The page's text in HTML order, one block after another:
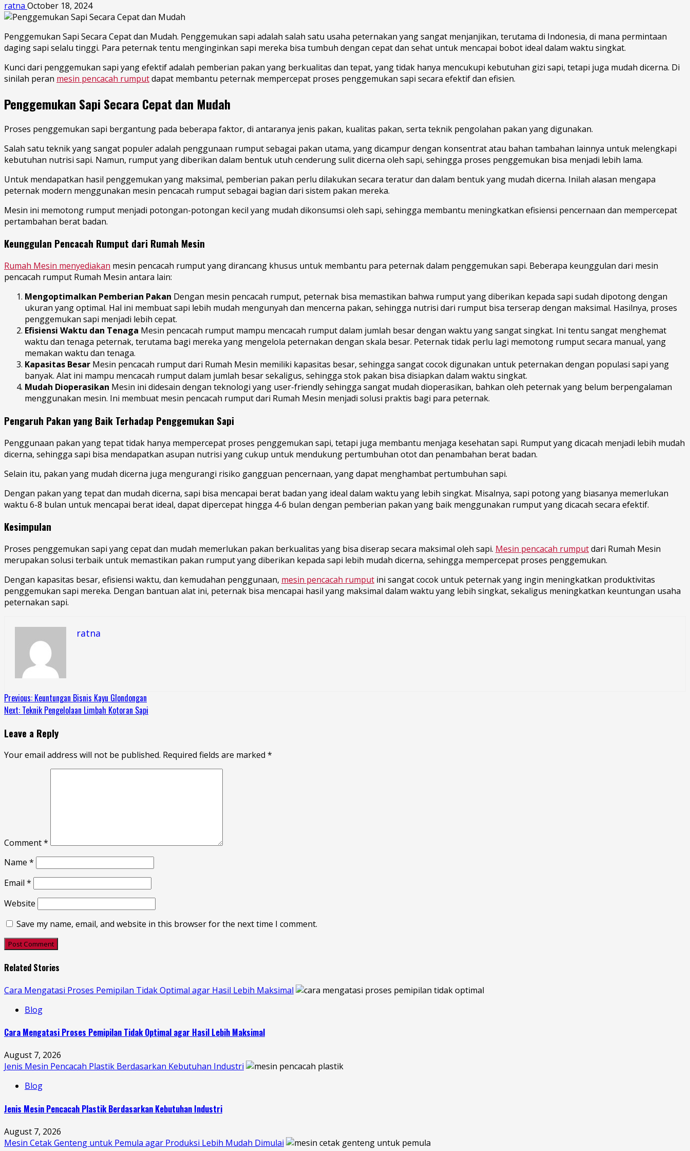
ratna October 18, 2024
Penggemukan Sapi Secara Cepat dan Mudah. Penggemukan sapi adalah salah satu usaha peternakan yang sangat menjanjikan, terutama di Indonesia, di mana permintaan
daging sapi selalu tinggi. Para peternak tentu menginginkan sapi mereka bisa tumbuh dengan cepat dan sehat untuk mencapai bobot ideal dalam waktu singkat.
Kunci dari penggemukan sapi yang efektif adalah pemberian pakan yang berkualitas dan tepat, yang tidak hanya mencukupi kebutuhan gizi sapi, tetapi juga mudah dicerna. Di
sinilah peran mesin pencacah rumputdapat membantu peternak mempercepat proses penggemukan sapi secara efektif dan efisien.
Penggemukan Sapi Secara Cepat dan Mudah
Proses penggemukan sapi bergantung pada beberapa faktor, di antaranya jenis pakan, kualitas pakan, serta teknik pengolahan pakan yang digunakan.
Salah satu teknik yang sangat populer adalah penggunaan rumput sebagai pakan utama, yang dicampur dengan konsentrat atau bahan tambahan lainnya untuk melengkapi
kebutuhan nutrisi sapi. Namun, rumput yang diberikan dalam bentuk utuh cenderung sulit dicerna oleh sapi, sehingga proses penggemukan bisa menjadi lebih lama.
Untuk mendapatkan hasil penggemukan yang maksimal, pemberian pakan perlu dilakukan secara teratur dan dalam bentuk yang mudah dicerna. Inilah alasan mengapa
peternak modern menggunakan mesin pencacah rumput sebagai bagian dari sistem pakan mereka.
Mesin ini memotong rumput menjadi potongan-potongan kecil yang mudah dikonsumsi oleh sapi, sehingga membantu meningkatkan efisiensi pencernaan dan mempercepat
pertambahan berat badan.
Keunggulan Pencacah Rumput dari Rumah Mesin
Rumah Mesin menyediakan mesin pencacah rumput yang dirancang khusus untuk membantu para peternak dalam penggemukan sapi. Beberapa keunggulan dari mesin
pencacah rumput Rumah Mesin antara lain:
Mengoptimalkan Pemberian Pakan Dengan mesin pencacah rumput, peternak bisa memastikan bahwa rumput yang diberikan kepada sapi sudah dipotong dengan
ukuran yang optimal. Hal ini membuat sapi lebih mudah mengunyah dan mencerna pakan, sehingga nutrisi dari rumput bisa terserap dengan maksimal. Hasilnya, proses
penggemukan sapi menjadi lebih cepat.
Efisiensi Waktu dan Tenaga Mesin pencacah rumput mampu mencacah rumput dalam jumlah besar dengan waktu yang sangat singkat. Ini tentu sangat menghemat
waktu dan tenaga peternak, terutama bagi mereka yang mengelola peternakan dengan skala besar. Peternak tidak perlu lagi memotong rumput secara manual, yang
memakan waktu dan tenaga.
Kapasitas Besar Mesin pencacah rumput dari Rumah Mesin memiliki kapasitas besar, sehingga sangat cocok digunakan untuk peternakan dengan populasi sapi yang
banyak. Alat ini mampu mencacah rumput dalam jumlah besar sekaligus, sehingga stok pakan bisa disiapkan dalam waktu singkat.
Mudah Dioperasikan Mesin ini didesain dengan teknologi yang user-friendly sehingga sangat mudah dioperasikan, bahkan oleh peternak yang belum berpengalaman
menggunakan mesin. Ini membuat mesin pencacah rumput dari Rumah Mesin menjadi solusi praktis bagi para peternak.
Pengaruh Pakan yang Baik Terhadap Penggemukan Sapi
Penggunaan pakan yang tepat tidak hanya mempercepat proses penggemukan sapi, tetapi juga membantu menjaga kesehatan sapi. Rumput yang dicacah menjadi lebih mudah
dicerna, sehingga sapi bisa mendapatkan asupan nutrisi yang cukup untuk mendukung pertumbuhan otot dan penambahan berat badan.
Selain itu, pakan yang mudah dicerna juga mengurangi risiko gangguan pencernaan, yang dapat menghambat pertumbuhan sapi.
Dengan pakan yang tepat dan mudah dicerna, sapi bisa mencapai berat badan yang ideal dalam waktu yang lebih singkat. Misalnya, sapi potong yang biasanya memerlukan
waktu 6-8 bulan untuk mencapai berat ideal, dapat dipercepat hingga 4-6 bulan dengan pemberian pakan yang baik menggunakan rumput yang dicacah secara efektif.
Kesimpulan
Proses penggemukan sapi yang cepat dan mudah memerlukan pakan berkualitas yang bisa diserap secara maksimal oleh sapi. Mesin pencacah rumputdari Rumah Mesin
merupakan solusi terbaik untuk memastikan pakan rumput yang diberikan kepada sapi lebih mudah dicerna, sehingga mempercepat proses penggemukan.
Dengan kapasitas besar, efisiensi waktu, dan kemudahan penggunaan, mesin pencacah rumput ini sangat cocok untuk peternak yang ingin meningkatkan produktivitas
penggemukan sapi mereka. Dengan bantuan alat ini, peternak bisa mencapai hasil yang maksimal dalam waktu yang lebih singkat, sekaligus meningkatkan keuntungan usaha
peternakan sapi.
ratna
Continue
Reading
Previous: Keuntungan Bisnis Kayu Glondongan
Next: Teknik Pengelolaan Limbah Kotoran Sapi
Leave a Reply
Your email address will not be published. Required fields are marked *
Comment*
Name *
Email *
Website
Save my name, email, and website in this browser for the next time I comment.
Related Stories
Cara Mengatasi Proses Pemipilan Tidak Optimal agar Hasil Lebih Maksimal
Blog
Cara Mengatasi Proses Pemipilan Tidak Optimal agar Hasil Lebih Maksimal
August 7, 2026
Jenis Mesin Pencacah Plastik Berdasarkan Kebutuhan Industri
Blog
Jenis Mesin Pencacah Plastik Berdasarkan Kebutuhan Industri
August 7, 2026
Mesin Cetak Genteng untuk Pemula agar Produksi Lebih Mudah Dimulai